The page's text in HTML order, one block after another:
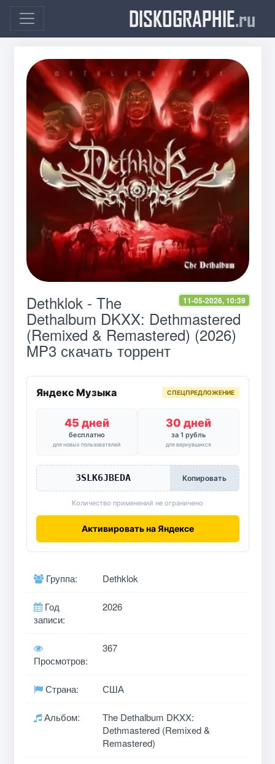
DISKOGRAPHIE.ru
11-05-2026, 10:39
Dethklok - The
Dethalbum DKXX: Dethmastered
(Remixed & Remastered) (2026)
MP3 скачать торрент
Яндекс Музыка СПЕЦПРЕДЛОЖЕНИЕ
45 дней
бесплатно
для новых пользователей
30 дней
за 1 рубль
для вернувшихся
3SLK6JBEDA Копировать
Количество применений не ограничено
Активировать на Яндексе
Группа: Dethklok
Год
записи:
2026
Просмотров:
367
Страна: США
Альбом:
The Dethalbum DKXX:
Dethmastered (Remixed &
Remastered)